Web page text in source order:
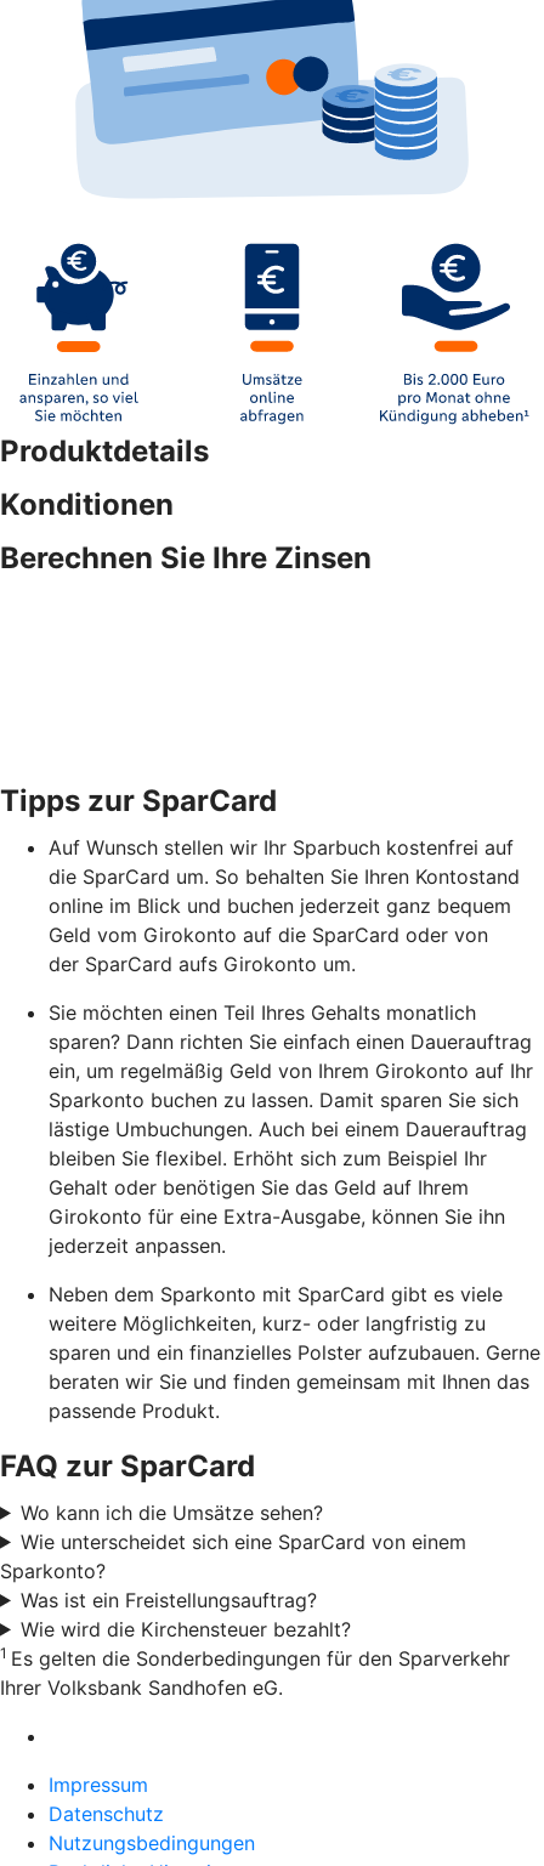
Produktdetails
Konditionen
Berechnen Sie Ihre Zinsen
Tipps zur SparCard
Auf Wunsch stellen wir Ihr Sparbuch kostenfrei auf
die SparCard um. So behalten Sie Ihren Kontostand
online im Blick und buchen jederzeit ganz bequem
Geld vom Girokonto auf die SparCard oder von
der SparCard aufs Girokonto um.
Sie möchten einen Teil Ihres Gehalts monatlich
sparen? Dann richten Sie einfach einen Dauerauftrag
ein, um regelmäßig Geld von Ihrem Girokonto auf Ihr
Sparkonto buchen zu lassen. Damit sparen Sie sich
lästige Umbuchungen. Auch bei einem Dauerauftrag
bleiben Sie flexibel. Erhöht sich zum Beispiel Ihr
Gehalt oder benötigen Sie das Geld auf Ihrem
Girokonto für eine Extra-Ausgabe, können Sie ihn
jederzeit anpassen.
Neben dem Sparkonto mit SparCard gibt es viele
weitere Möglichkeiten, kurz- oder langfristig zu
sparen und ein finanzielles Polster aufzubauen. Gerne
beraten wir Sie und finden gemeinsam mit Ihnen das
passende Produkt.
FAQ zur SparCard
Wo kann ich die Umsätze sehen?
Wie unterscheidet sich eine SparCard von einem
Sparkonto?
Was ist ein Freistellungsauftrag?
Wie wird die Kirchensteuer bezahlt?
1 Es gelten die Sonderbedingungen für den Sparverkehr
Ihrer Volksbank Sandhofen eG.
Impressum
Datenschutz
Nutzungsbedingungen